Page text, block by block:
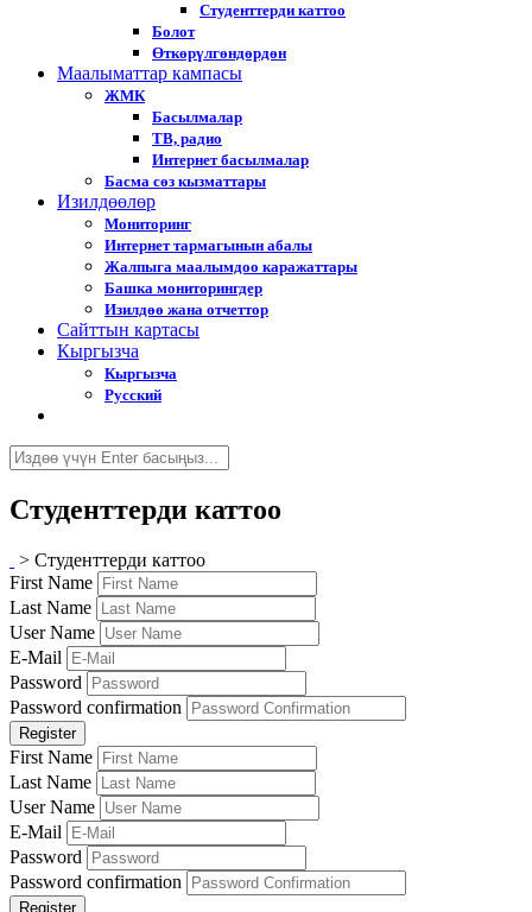
Студенттерди каттоо
Болот
Өткөрүлгөндөрдөн
Маалыматтар кампасы
ЖМК
Басылмалар
ТВ, радио
Интернет басылмалар
Басма сөз кызматтары
Изилдөөлөр
Мониторинг
Интернет тармагынын абалы
Жалпыга маалымдоо каражаттары
Башка мониторингдер
Изилдөө жана отчеттор
Cайттын картасы
Кыргызча
Кыргызча
Русский
Студенттерди каттоо
> Студенттерди каттоо
First Name
Last Name
User Name
E-Mail
Password
Password confirmation
Register
First Name
Last Name
User Name
E-Mail
Password
Password confirmation
Register